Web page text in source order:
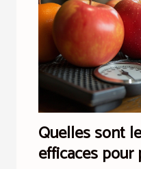
Quelles sont
efficaces